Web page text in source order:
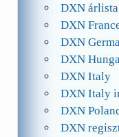
DXN árlista
DXN
DXN
DXN
DXN Italy
DXN Italy
DXN
DXN